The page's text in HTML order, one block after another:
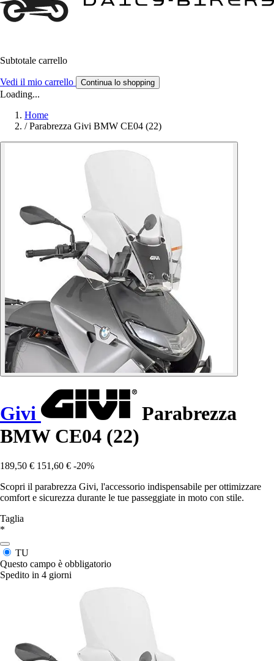
Subtotale carrello
Vedi il mio carrello Continua lo shopping
Loading...
Home
/ Parabrezza Givi BMW CE04 (22)
Givi
Parabrezza
BMW CE04 (22)
189,50 € 151,60 € -20%
Scopri il parabrezza Givi, l'accessorio indispensabile per ottimizzare
comfort e sicurezza durante le tue passeggiate in moto con stile.
Taglia
*
TU
Questo campo è obbligatorio
Spedito in 4 giorni